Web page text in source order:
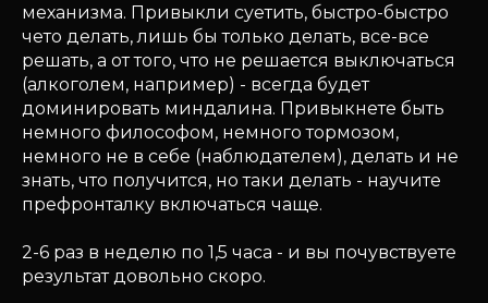
механизма. Привыкли суетить, быстро-быстро
чето делать, лишь бы только делать, все-все
решать, а от того, что не решается выключаться
(алкоголем, например) - всегда будет
доминировать миндалина. Привыкнете быть
немного философом, немного тормозом,
немного не в себе (наблюдателем), делать и не
знать, что получится, но таки делать - научите
префронталку включаться чаще.
2-6 раз в неделю по 1,5 часа - и вы почувствуете
результат довольно скоро.